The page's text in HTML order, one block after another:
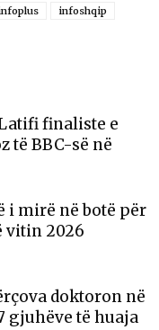
infoshqip
finaliste e
të BBC-së në
i mirë në botë për
vitin 2026
doktoron në
gjuhëve të huaja